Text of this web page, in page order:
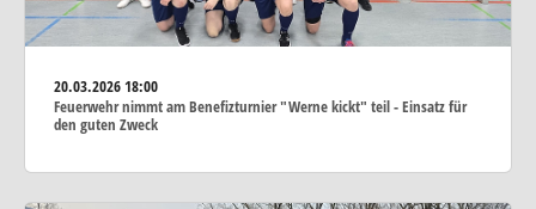
20.03.202618:00
Feuerwehr nimmt am Benefizturnier "Werne kickt" teil - Einsatz für
den guten Zweck